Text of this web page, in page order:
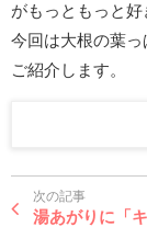
がもっともっと好
今回は大根の葉
ご紹介します。
次の記事
湯あがりに「